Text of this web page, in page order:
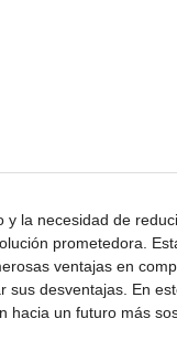
la necesidad de
prometedora.
ventajas en
desventajas. En
hacia un futuro más